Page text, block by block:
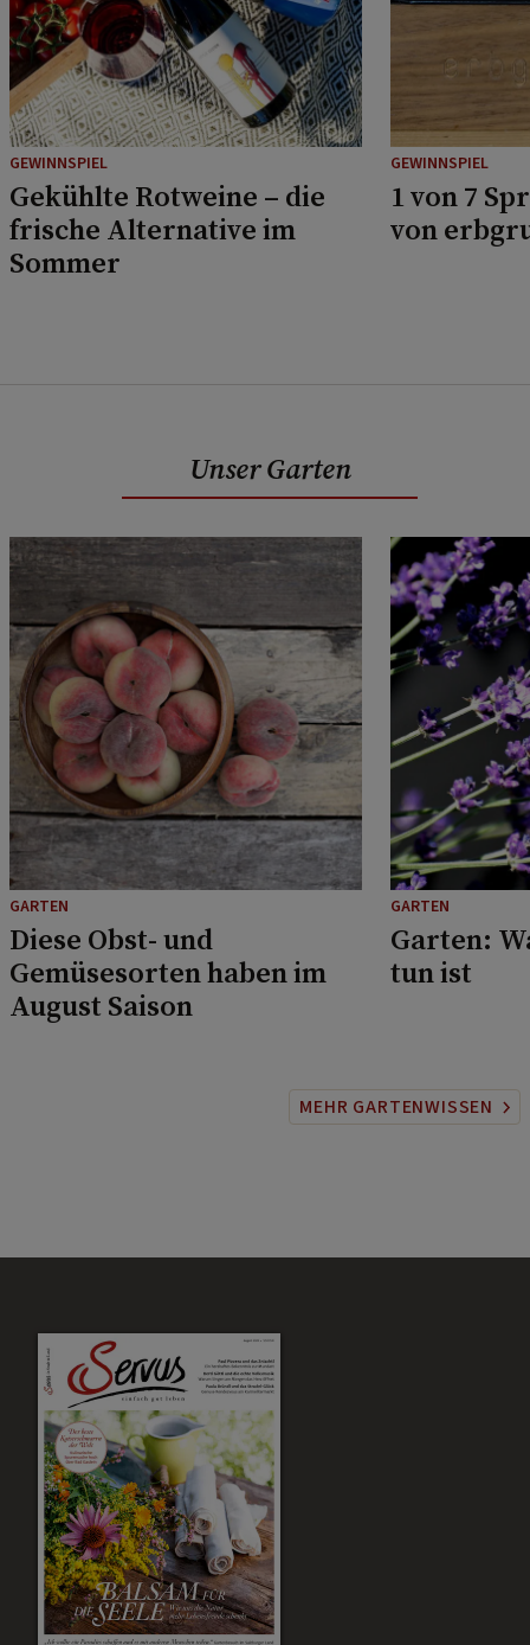
GEWINNSPIEL
Gekühlte Rotweine – die
frische Alternative im
Sommer
GEWINNSPIEL
1 von 7
von
Unser Garten
GARTEN
Diese Obst- und
Gemüsesorten haben im
August Saison
GARTEN
Garten:
tun ist
MEHR GARTENWISSEN